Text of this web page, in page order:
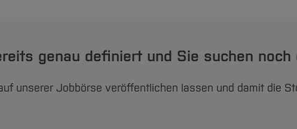
genau definiert und Sie suchen noch
unserer Jobbörse veröffentlichen lassen und damit die